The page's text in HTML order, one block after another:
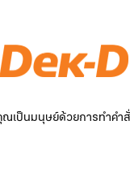
เป็นมนุษย์ด้วยการทำคำสั่